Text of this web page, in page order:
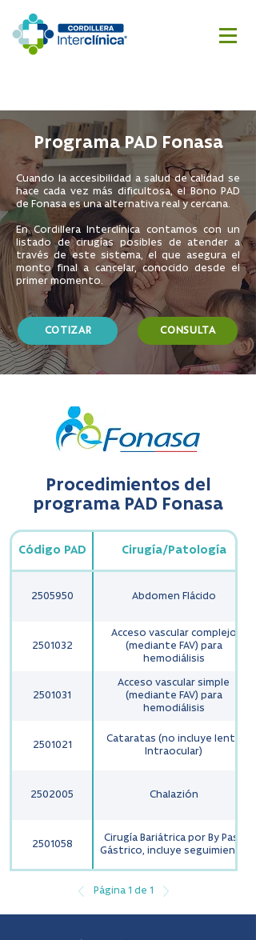
Programa PAD Fonasa
Cuando la accesibilidad a salud de calidad se
hace cada vez más dificultosa, el Bono PAD
de Fonasa es una alternativa real y cercana.
En Cordillera Interclínica contamos con un
listado de cirugías posibles de atender a
través de este sistema, el que asegura el
monto final a cancelar, conocido desde el
primer momento.
COTIZAR CONSULTA
Procedimientos del
programa PAD Fonasa
Código PAD Cirugía/Patología
2505950 Abdomen Flácido
2501032
Acceso vascular complejo
(mediante FAV) para
hemodiálisis
2501031
Acceso vascular simple
(mediante FAV) para
hemodiálisis
2501021
Cataratas (no incluye lente
Intraocular)
2502005 Chalazión
2501058
Cirugía Bariátrica por By Pass
Gástrico, incluye seguimiento
Página 1 de 1